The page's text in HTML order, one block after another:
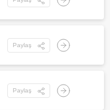
Paylaş
Paylaş